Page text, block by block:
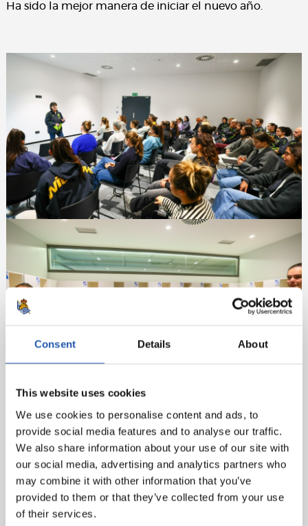
Consent Details About
This website uses cookies
We use cookies to personalise content and ads, to
provide social media features and to analyse our traffic.
We also share information about your use of our site with
our social media, advertising and analytics partners who
may combine it with other information that you’ve
provided to them or that they’ve collected from your use
of their services.
Ha sido la mejor manera de iniciar el nuevo año.